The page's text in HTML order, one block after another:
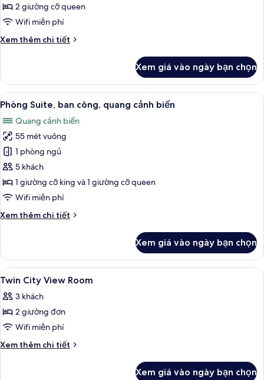
cho
gia
ban
cảnh
biển
2 giường cỡ queen
Wifi miễn phí
Xem thêm chi tiết
Chi
Phòng
dành
cho
đình,
ban
công,
quang
cảnh
biển
Xem giá vào ngày bạn chọn
Xem
tất
cả
ảnh
Phòng
Suite,
ban
công,
cảnh
Phòng Suite, ban công, quang
6
Phòng Suite, ban công, quang cảnh biển
Quang cảnh biển
55 mét vuông
1 phòng ngủ
5 khách
1 giường cỡ king và 1 giường cỡ queen
Wifi miễn phí
Xem thêm chi tiết
Chi
Phòng
Suite,
ban
quang
cảnh
Xem giá vào ngày bạn chọn
Xem
tất
cả
ảnh
Twin
City
Bộ trải giường bằng vải cotton Ai
7
Twin City View Room
3 khách
2 giường đơn
Wifi miễn phí
Xem thêm chi tiết
Chi
Xem giá vào ngày bạn chọn